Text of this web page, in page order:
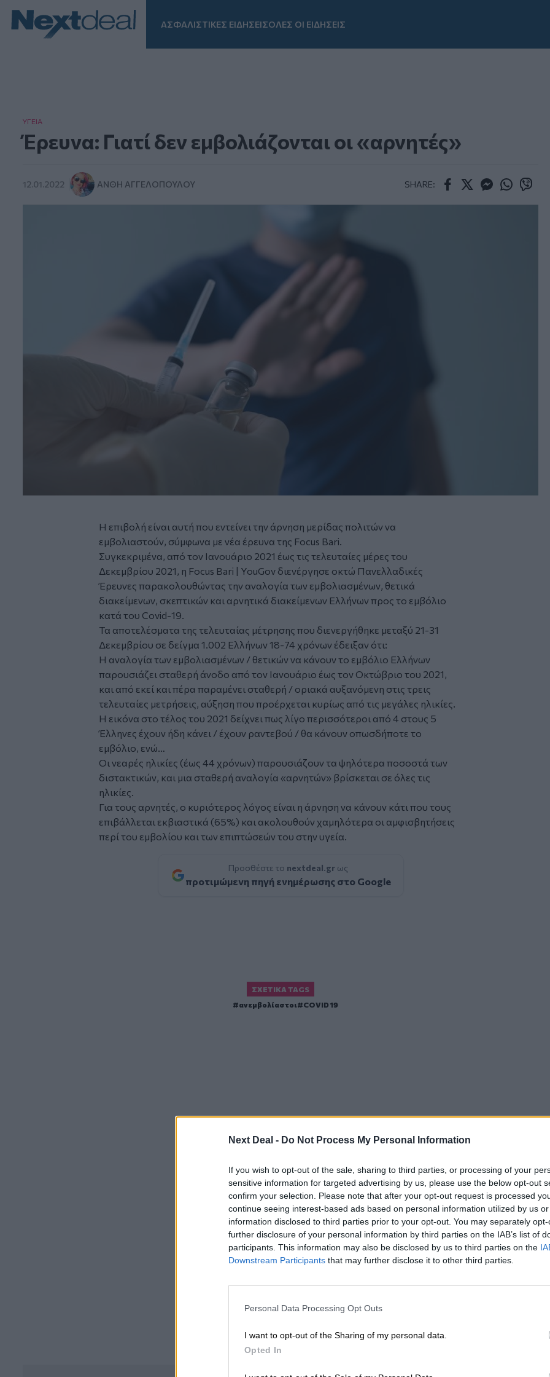
Next Deal - Do Not Process My Personal Information
If you wish to opt-out of the sale, sharing to third parties, or processing of your
sensitive information for targeted advertising by us, please use the below opt-out
confirm your selection. Please note that after your opt-out request is processed
continue seeing interest-based ads based on personal information utilized by us
information disclosed to third parties prior to your opt-out. You may separately
further disclosure of your personal information by third parties on the IAB’s list of
participants. This information may also be disclosed by us to third parties on the
Downstream Participants that may further disclose it to other third parties.
Personal Data Processing Opt Outs
I want to opt-out of the Sharing of my personal data.
Opted In
ΑΣΦΑΛΙΣΤΙΚΕΣ ΕΙΔΗΣΕΙΣΟΛΕΣ ΟΙ ΕΙΔΗΣΕΙΣ
ΥΓΕΙΑ
Έρευνα: Γιατί δεν εμβολιάζονται οι «αρνητές»
12.01.2022 ΑΝΘΉ ΑΓΓΕΛΟΠΟΎΛΟΥ SHARE:
Η επιβολή είναι αυτή που εντείνει την άρνηση μερίδας πολιτών να
εμβολιαστούν, σύμφωνα με νέα έρευνα της Focus Bari.
Συγκεκριμένα, από τον Ιανουάριο 2021 έως τις τελευταίες μέρες του
Δεκεμβρίου 2021, η Focus Bari | YouGov διενέργησε οκτώ Πανελλαδικές
Έρευνες παρακολουθώντας την αναλογία των εμβολιασμένων, θετικά
διακείμενων, σκεπτικών και αρνητικά διακείμενων Ελλήνων προς το εμβόλιο
κατά του Covid-19.
Τα αποτελέσματα της τελευταίας μέτρησης που διενεργήθηκε μεταξύ 21-31
Δεκεμβρίου σε δείγμα 1.002 Ελλήνων 18-74 χρόνων έδειξαν ότι:
H αναλογία των εμβολιασμένων / θετικών να κάνουν το εμβόλιο Ελλήνων
παρουσιάζει σταθερή άνοδο από τον Ιανουάριο έως τον Οκτώβριο του 2021,
και από εκεί και πέρα παραμένει σταθερή / οριακά αυξανόμενη στις τρεις
τελευταίες μετρήσεις, αύξηση που προέρχεται κυρίως από τις μεγάλες ηλικίες.
Η εικόνα στο τέλος του 2021 δείχνει πως λίγο περισσότεροι από 4 στους 5
Έλληνες έχουν ήδη κάνει / έχουν ραντεβού / θα κάνουν οπωσδήποτε το
εμβόλιο, ενώ…
Οι νεαρές ηλικίες (έως 44 χρόνων) παρουσιάζουν τα ψηλότερα ποσοστά των
διστακτικών, και μια σταθερή αναλογία «αρνητών» βρίσκεται σε όλες τις
ηλικίες.
Για τους αρνητές, ο κυριότερος λόγος είναι η άρνηση να κάνουν κάτι που τους
επιβάλλεται εκβιαστικά (65%) και ακολουθούν χαμηλότερα οι αμφισβητήσεις
περί του εμβολίου και των επιπτώσεών του στην υγεία.
Προσθέστε το nextdeal.grως
προτιμώμενη πηγή ενημέρωσης στο Google
ΣΧΕΤΙΚΆ TAGS
ανεμβολίαστοι
COVID 19